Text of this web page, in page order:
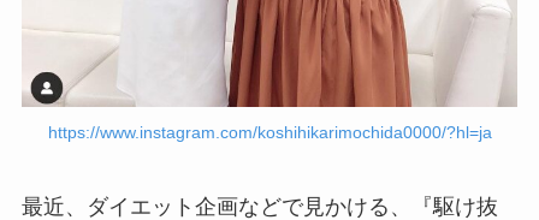
https://www.instagram.com/koshihikarimochida0000/?hl=ja
最近、ダイエット企画などで見かける、『駆け抜